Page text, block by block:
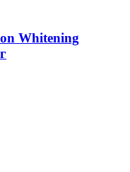
Whitening